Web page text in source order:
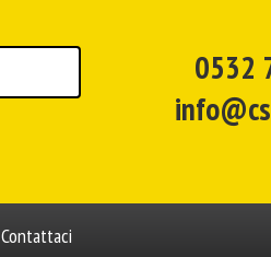
0532
Contattaci